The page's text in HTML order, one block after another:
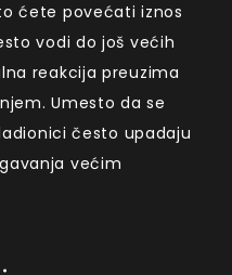
ćete povećati iznos
vodi do još većih
reakcija preuzima
Umesto da se
često upadaju
većim